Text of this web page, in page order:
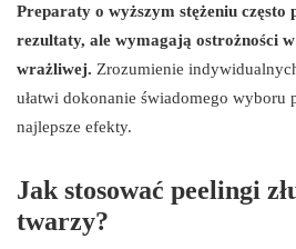
Preparaty o wyższym stężeniu często
rezultaty, ale wymagają ostrożności
wrażliwej. Zrozumienie
ułatwi dokonanie świadomego wyboru
najlepsze efekty.
Jak stosować peelingi
twarzy?